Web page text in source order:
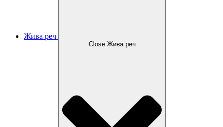
Жива реч
Close Жива реч